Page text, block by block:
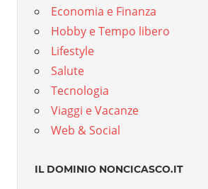
Economia e Finanza
Hobby e Tempo libero
Lifestyle
Salute
Tecnologia
Viaggi e Vacanze
Web & Social
IL DOMINIO NONCICASCO.IT